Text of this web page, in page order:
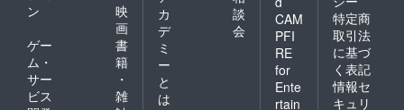
ン
映
画
ゲー
ム・
サー
ビス
書
籍
・
雑
カ
デ
ミ
ー
と
は
談
会
CAM
PFI
RE
for
Ente
rtain
特定商
取引法
に基づ
く表記
情報セ
キュリ